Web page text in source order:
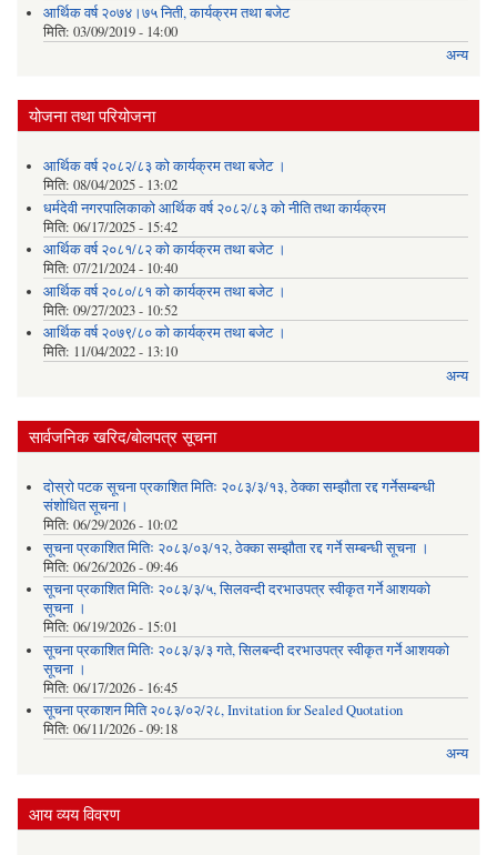
आर्थिक वर्ष २०७४।७५ निती, कार्यक्रम तथा बजेट
मिति: 03/09/2019 - 14:00
अन्य
योजना तथा परियोजना
आर्थिक वर्ष २०८२/८३ को कार्यक्रम तथा बजेट ।
मिति: 08/04/2025 - 13:02
धर्मदेवी नगरपालिकाको आर्थिक वर्ष २०८२/८३ को नीति तथा कार्यक्रम
मिति: 06/17/2025 - 15:42
आर्थिक वर्ष २०८१/८२ को कार्यक्रम तथा बजेट ।
मिति: 07/21/2024 - 10:40
आर्थिक वर्ष २०८०/८१ को कार्यक्रम तथा बजेट ।
मिति: 09/27/2023 - 10:52
आर्थिक वर्ष २०७९/८० को कार्यक्रम तथा बजेट ।
मिति: 11/04/2022 - 13:10
अन्य
सार्वजनिक खरिद/बोलपत्र सूचना
दोस्रो पटक सूचना प्रकाशित मितिः २०८३/३/१३, ठेक्का सम्झौता रद्द गर्नेसम्बन्धी
संशोधित सूचना।
मिति: 06/29/2026 - 10:02
सूचना प्रकाशित मितिः २०८३/०३/१२, ठेक्का सम्झौता रद्द गर्ने सम्बन्धी सूचना ।
मिति: 06/26/2026 - 09:46
सूचना प्रकाशित मितिः २०८३/३/५, सिलवन्दी दरभाउपत्र स्वीकृत गर्ने आशयको
सूचना ।
मिति: 06/19/2026 - 15:01
सूचना प्रकाशित मितिः २०८३/३/३ गते, सिलबन्दी दरभाउपत्र स्वीकृत गर्ने आशयको
सूचना ।
मिति: 06/17/2026 - 16:45
सूचना प्रकाशन मिति २०८३/०२/२८, Invitation for Sealed Quotation
मिति: 06/11/2026 - 09:18
अन्य
आय व्यय विवरण